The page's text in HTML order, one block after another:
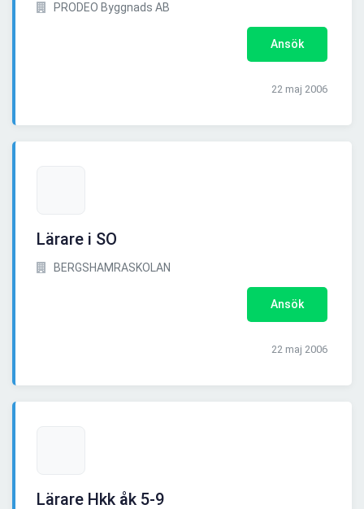
PRODEO Byggnads AB
Ansök
22 maj 2006
Lärare i SO
BERGSHAMRASKOLAN
Ansök
22 maj 2006
Lärare Hkk åk 5-9